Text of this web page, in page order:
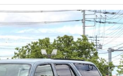
神奈川県）